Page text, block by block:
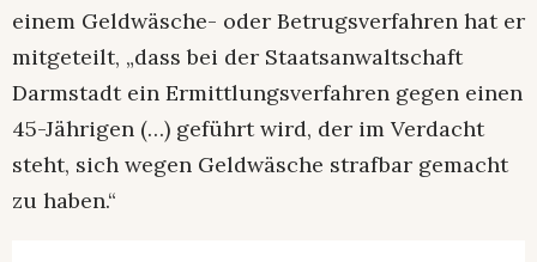
einem Geldwäsche- oder Betrugsverfahren hat er
mitgeteilt, „dass bei der Staatsanwaltschaft
Darmstadt ein Ermittlungsverfahren gegen einen
45-Jährigen (…) geführt wird, der im Verdacht
steht, sich wegen Geldwäsche strafbar gemacht
zu haben.“